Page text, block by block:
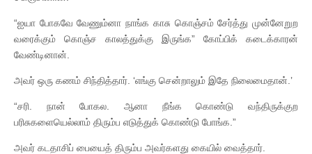
“ஐயா போகவே வேணும்னா நாங்க காசு கொஞ்சம் சேர்த்து முன்னேறுற
வரைக்கும் கொஞ்ச காலத்துக்கு இருங்க” கோப்பிக் கடைக்காரன்
வேண்டினான்.
அவர் ஒரு கணம் சிந்தித்தார். ‘எங்கு சென்றாலும் இதே நிலைமைதான்.’
“சரி. நான் போகல. ஆனா நீங்க கொண்டு வந்திருக்குற
பரிசுகளையெல்லாம் திரும்ப எடுத்துக் கொண்டு போங்க.”
அவர் கடதாசிப் பையைத் திரும்ப அவர்களது கையில் வைத்தார்.